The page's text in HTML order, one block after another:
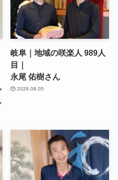
岐阜｜地域の咲楽人 989人
目｜
永尾 佑樹さん
2026.08.05